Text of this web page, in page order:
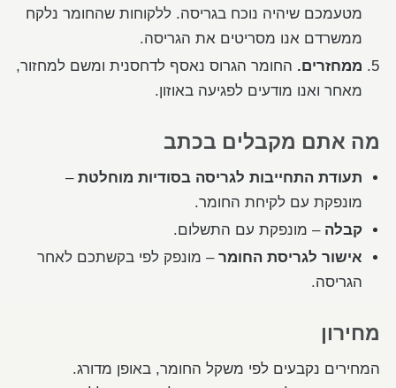
מטעמכם שיהיה נוכח בגריסה. ללקוחות שהחומר נלקח
ממשרדם אנו מסריטים את הגריסה.
ממחזרים. החומר הגרוס נאסף לדחסנית ומשם למחזור,
מאחר ואנו מודעים לפגיעה באוזון.
מה אתם מקבלים בכתב
תעודת התחייבות לגריסה בסודיות מוחלטת –
מונפקת עם לקיחת החומר.
קבלה – מונפקת עם התשלום.
אישור לגריסת החומר – מונפק לפי בקשתכם לאחר
הגריסה.
מחירון
המחירים נקבעים לפי משקל החומר, באופן מדורג.